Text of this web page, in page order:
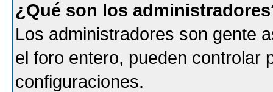
¿Qué son los
Los administradores son gente
el foro entero, pueden controlar
configuraciones.